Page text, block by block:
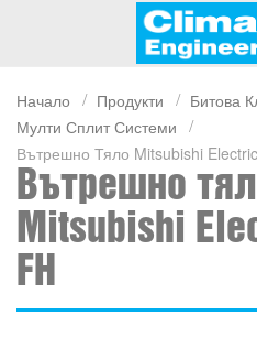
Начало Продукти
Битова
Мулти Сплит Системи
Вътрешно Тяло Mitsubishi
Вътрешно
Mitsubishi
FH